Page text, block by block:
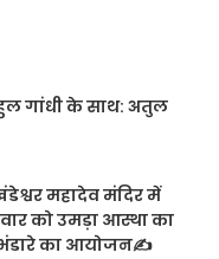
गांधी के साथ: अतुल
महादेव मंदिर में
को उमड़ा आस्था का
का आयोजन✍️